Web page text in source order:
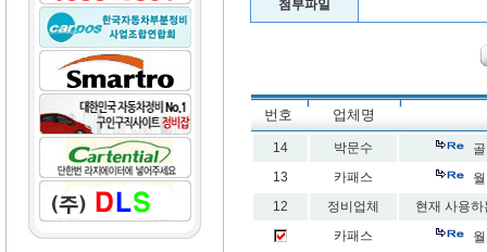
첨부파일
번호 업체명
14 박문수
13
카패스
12
정비업체
현재 사용
카패스